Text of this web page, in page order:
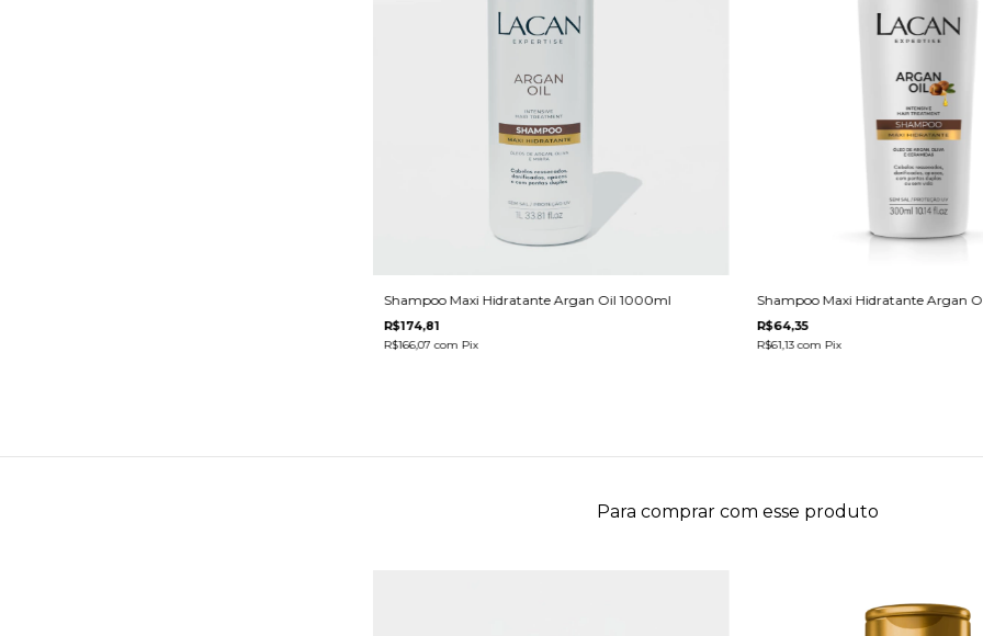
Shampoo Maxi Hidratante Argan Oil 1000ml
R$174,81
R$166,07com Pix
Shampoo Maxi Hidratante Argan
R$64,35
R$61,13com Pix
Para comprar com esse produto